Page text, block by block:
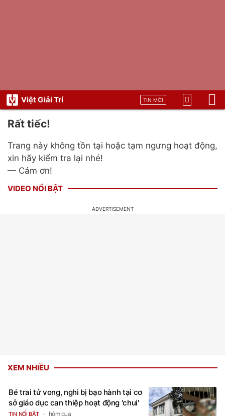
Việt Giải Trí TIN MỚI
Rất tiếc!
Trang này không tồn tại hoặc tạm ngưng hoạt động,
xin hãy kiểm tra lại nhé!
— Cám ơn!
VIDEO NỔI BẬT
XEM NHIỀU
Bé trai tử vong, nghi bị bạo hành tại cơ
sở giáo dục can thiệp hoạt động 'chui'
TIN NỔI BẬT hôm qua